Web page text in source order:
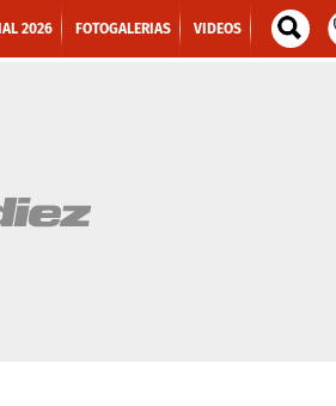
2026 FOTOGALERIAS VIDEOS